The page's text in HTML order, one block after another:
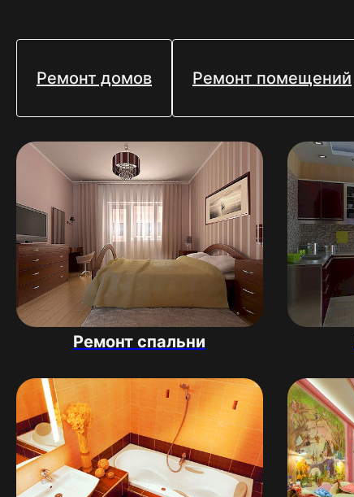
Ремонт домов Ремонт помещений
Ремонт спальни